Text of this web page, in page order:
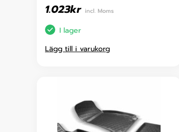
1.023kr incl. Moms
I lager
Lägg till i varukorg